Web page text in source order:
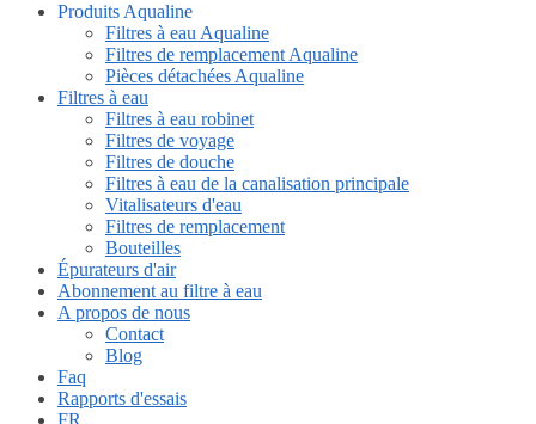
Produits Aqualine
Filtres à eau Aqualine
Filtres de remplacement Aqualine
Pièces détachées Aqualine
Filtres à eau
Filtres à eau robinet
Filtres de voyage
Filtres de douche
Filtres à eau de la canalisation principale
Vitalisateurs d'eau
Filtres de remplacement
Bouteilles
Épurateurs d'air
Abonnement au filtre à eau
A propos de nous
Contact
Blog
Faq
Rapports d'essais
FR